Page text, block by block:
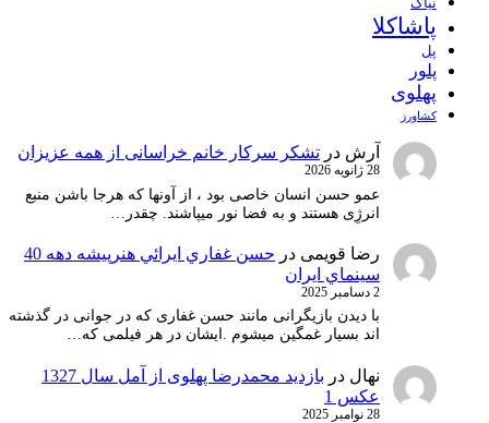
نیاک
پاشاکلا
پل
پلور
پهلوی
کشاورز
آرش در تشکر سرکار خانم خراسانی از همه عزیزان
28 ژانویه 2026
عمو حسن انسان خاصی بود ، از آونها که هرجا باشن منبع
انرژِی هستند و به فضا نور میپاشند. چقدر…
رضا قویمی در
حسن غفاري ايرائي هنرپيشه دهه 40
سينماي ايران
2 دسامبر 2025
با دیدن بازیگرانی مانند حسن غفاری که در جوانی در گذشته
اند بسیار غمگین میشوم .ایشان در هر فیلمی که…
نهال در
بازدید محمدرضا پهلوی از آمل سال 1327
عکس 1
28 نوامبر 2025